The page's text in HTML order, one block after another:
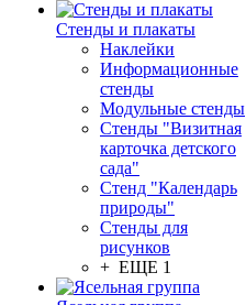
Стенды и плакаты
Наклейки
Информационные
стенды
Модульные стенды
Стенды "Визитная
карточка детского
сада"
Стенд "Календарь
природы"
Стенды для
рисунков
+ ЕЩЕ 1